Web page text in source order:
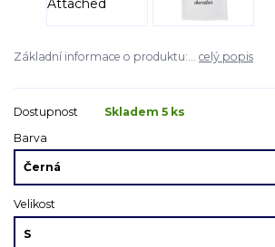
Základní informace o produktu:... celý popis
Dostupnost
Skladem 5 ks
Barva
Velikost